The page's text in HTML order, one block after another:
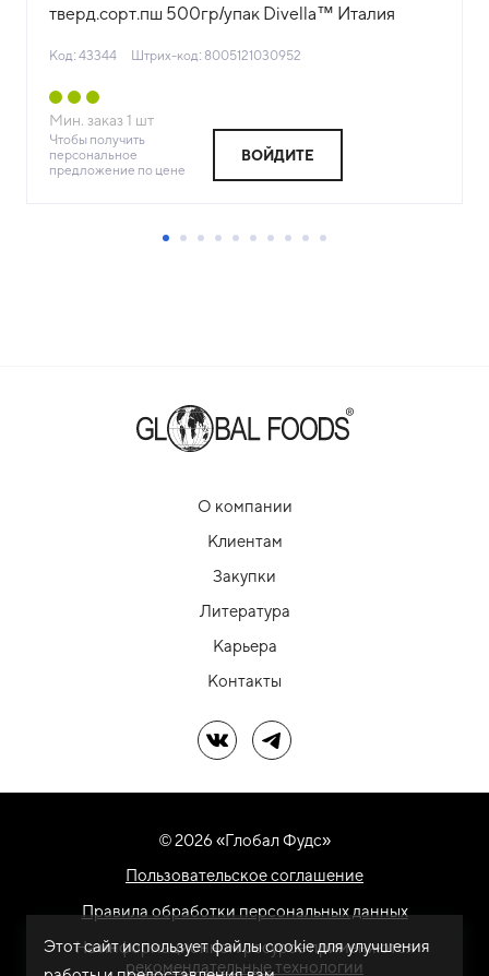
тверд.сорт.пш 500гр/упак Divella™ Италия
Код: 43344 Штрих-код: 8005121030952
Мин. заказ 1 шт
Чтобы получить
персональное
предложение по цене
ВОЙДИТЕ
О компании
Клиентам
Закупки
Литература
Карьера
Контакты
Мы в ВКМы в Telegram
© 2026 «Глобал Фудс»
Пользовательское соглашение
Правила обработки персональных данных
На информационном ресурсе применяются
рекомендательные технологии
Этот сайт использует файлы cookie для улучшения